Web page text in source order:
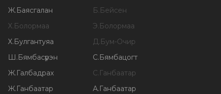
Ж.Баясгалан Б.Бейсен
Х.Болормаа Э.Болормаа
Х.Булгантуяа Д.Бум-Очир
Ш.Бямбасүрэн С.Бямбацогт
Ж.Галбадрах С.Ганбаатар
Ж.Ганбаатар А.Ганбаатар